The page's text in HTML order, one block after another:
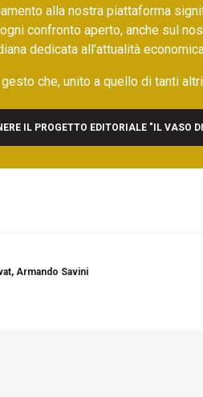
alla nostra piattaforma
confronto aperto, anche sul
dedicata all’attualità
che, unito a quello di tanti
IL PROGETTO EDITORIALE "IL VASO
Armando Savini